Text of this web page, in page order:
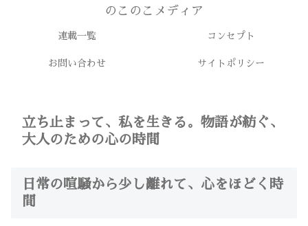
のこのこメディア
連載一覧 コンセプト
お問い合わせ サイトポリシー
立ち止まって、私を生きる。物語が紡ぐ、
大人のための心の時間
日常の喧騒から少し離れて、心をほどく時
間